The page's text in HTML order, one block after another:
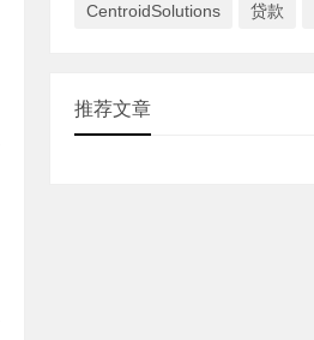
CentroidSolutions 贷款
推荐文章